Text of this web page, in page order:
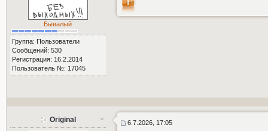
Бывалый
Группа: Пользователи
Сообщений: 530
Регистрация: 16.2.2014
Пользователь №: 17045
Original 6.7.2026, 17:05